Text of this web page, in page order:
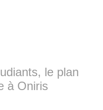
le plan
à Oniris